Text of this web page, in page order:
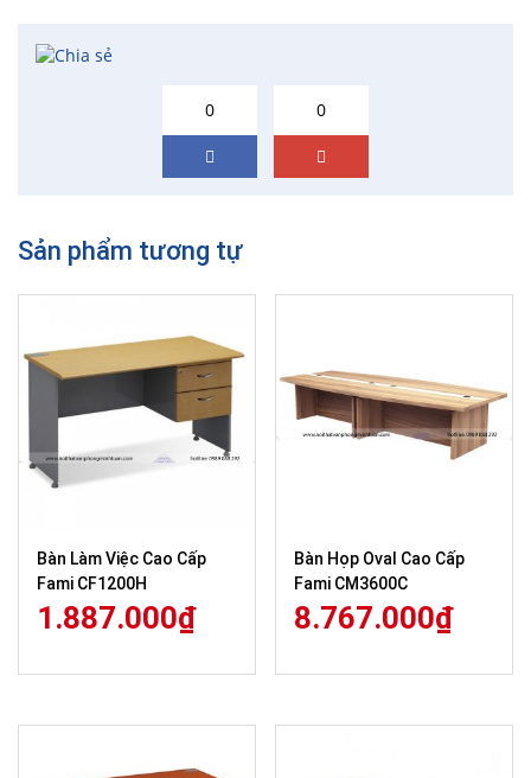
0 0
Sản phẩm tương tự
Bàn Làm Việc Cao Cấp
Fami CF1200H
1.887.000₫
Bàn Họp Oval Cao Cấp
Fami CM3600C
8.767.000₫